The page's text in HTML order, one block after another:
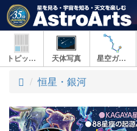
トピックス 天体写真 星空ガイド
ト
プ
恒星・銀河